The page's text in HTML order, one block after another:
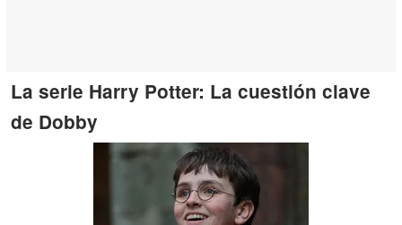
La serie Harry Potter: La cuestión clave
de Dobby